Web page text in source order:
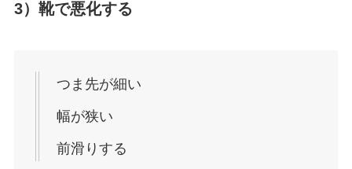
3）靴で悪化する
つま先が細い
幅が狭い
前滑りする